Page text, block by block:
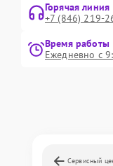
Горячая линия
+7 (846) 219-
Время работы
Ежедневно с
Сервисный